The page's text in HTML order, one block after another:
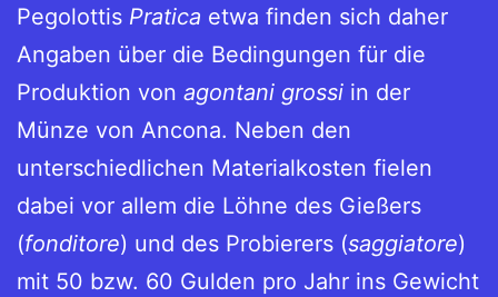
Pegolottis Pratica etwa finden sich daher
Angaben über die Bedingungen für die
Produktion von agontani grossi in der
Münze von Ancona. Neben den
unterschiedlichen Materialkosten fielen
dabei vor allem die Löhne des Gießers
(fonditore) und des Probierers (saggiatore)
mit 50 bzw. 60 Gulden pro Jahr ins Gewicht